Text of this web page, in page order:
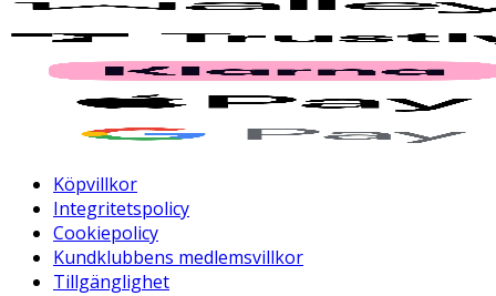
Köpvillkor
Integritetspolicy
Cookiepolicy
Kundklubbens medlemsvillkor
Tillgänglighet